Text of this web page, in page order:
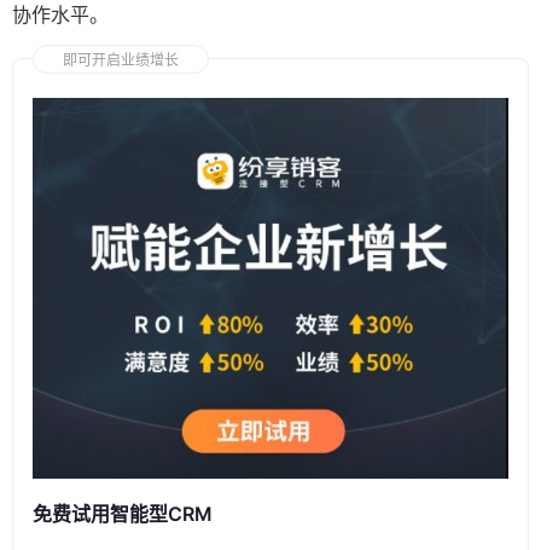
协作水平。
即可开启业绩增长
免费试用智能型CRM